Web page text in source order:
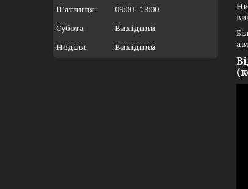
Пʼятниця
09:00 18:00
Субота
Вихідний
Неділя
Вихідний